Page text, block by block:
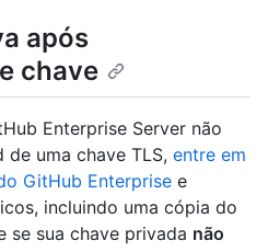
após
chave
Enterprise Server não
uma chave TLS, entre em
GitHub Enterprise e
incluindo uma cópia do
se sua chave privada não